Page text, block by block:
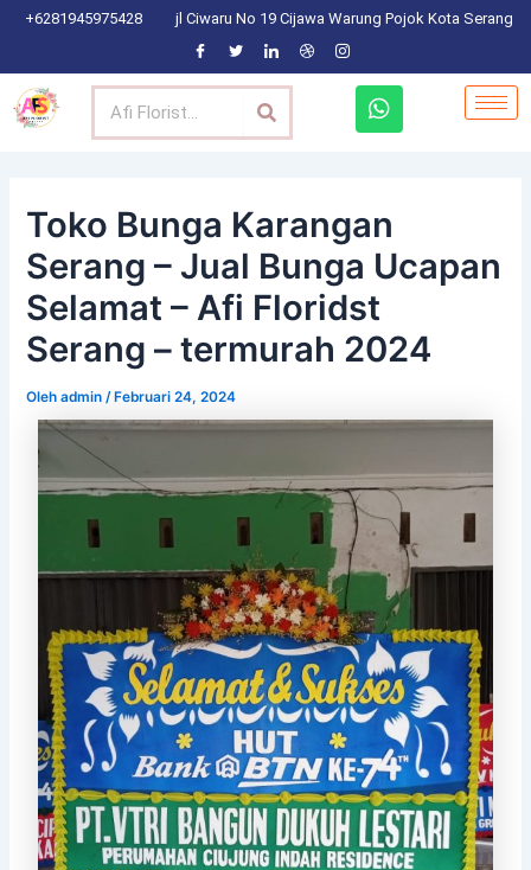
Lewati
konten
+6281945975428 jl Ciwaru No 19 Cijawa Warung Pojok Kota Serang
Search
W
h
a
p
p
Toko Bunga Karangan
Serang – Jual Bunga Ucapan
Selamat – Afi Floridst
Serang – termurah 2024
Olehadmin /Februari 24, 2024
Post